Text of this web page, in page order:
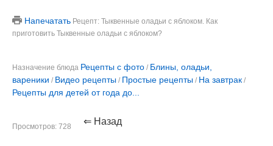
Напечатать Рецепт: Тыквенные оладьи с яблоком. Как
приготовить Тыквенные оладьи с яблоком?
Назначение блюда Рецепты с фото / Блины, оладьи,
вареники / Видео рецепты / Простые рецепты / На завтрак /
Рецепты для детей от года до...
Просмотров: 728 ⇐ Назад